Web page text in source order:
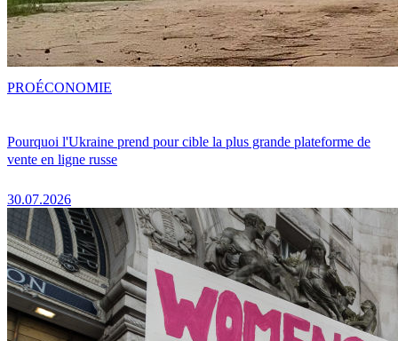
Pourquoi l'Ukraine prend pour cible la plus grande plateforme de
vente en ligne russe
30.07.2026
PROÉCONOMIE